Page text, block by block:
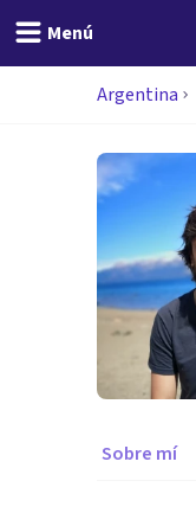
Menú
Argentina
Sobre mí